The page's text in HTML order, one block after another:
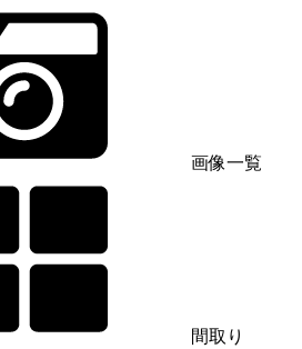
画像一覧
間取り